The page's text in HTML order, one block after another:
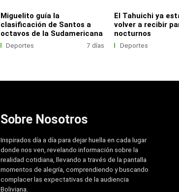
Miguelito guía la
clasificación de Santos a
octavos de la Sudamericana
Deportes 7 días
El Tahuichi ya
volver a recibir
nocturnos
Deportes
Sobre Nosotros
Inspirados día a día para dejar huella en cada lugar
donde nos ven, revelando información sobre la
realidad cotidiana, llevando a través de la pantalla
momentos de alegría, comprendiendo y buscando
complacer las expectativas de la audiencia
Boliviana.